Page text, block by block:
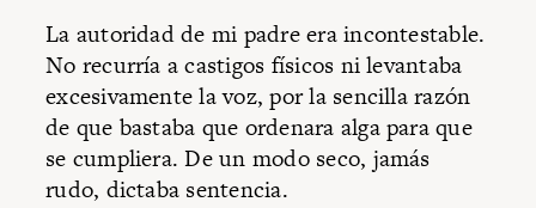
La autoridad de mi padre era incontestable.
No recurría a castigos físicos ni levantaba
excesivamente la voz, por la sencilla razón
de que bastaba que ordenara alga para que
se cumpliera. De un modo seco, jamás
rudo, dictaba sentencia.